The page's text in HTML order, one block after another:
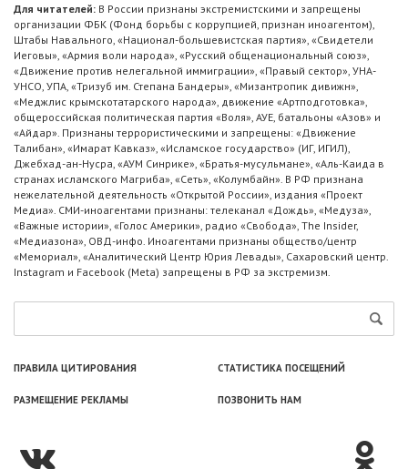
Для читателей: В России признаны экстремистскими и запрещены
организации ФБК (Фонд борьбы с коррупцией, признан иноагентом),
Штабы Навального, «Национал-большевистская партия», «Свидетели
Иеговы», «Армия воли народа», «Русский общенациональный союз»,
«Движение против нелегальной иммиграции», «Правый сектор», УНА-
УНСО, УПА, «Тризуб им. Степана Бандеры», «Мизантропик дивижн»,
«Меджлис крымскотатарского народа», движение «Артподготовка»,
общероссийская политическая партия «Воля», АУЕ, батальоны «Азов» и
«Айдар». Признаны террористическими и запрещены: «Движение
Талибан», «Имарат Кавказ», «Исламское государство» (ИГ, ИГИЛ),
Джебхад-ан-Нусра, «АУМ Синрике», «Братья-мусульмане», «Аль-Каида в
странах исламского Магриба», «Сеть», «Колумбайн». В РФ признана
нежелательной деятельность «Открытой России», издания «Проект
Медиа». СМИ-иноагентами признаны: телеканал «Дождь», «Медуза»,
«Важные истории», «Голос Америки», радио «Свобода», The Insider,
«Медиазона», ОВД-инфо. Иноагентами признаны общество/центр
«Мемориал», «Аналитический Центр Юрия Левады», Сахаровский центр.
Instagram и Facebook (Metа) запрещены в РФ за экстремизм.
ПРАВИЛА ЦИТИРОВАНИЯ СТАТИСТИКА ПОСЕЩЕНИЙ
РАЗМЕЩЕНИЕ РЕКЛАМЫ ПОЗВОНИТЬ НАМ